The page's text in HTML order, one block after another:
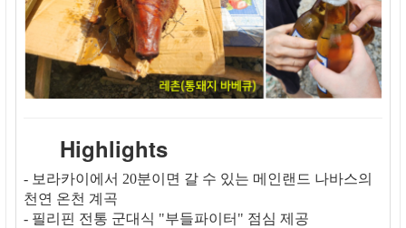
Highlights
- 보라카이에서 20분이면 갈 수 있는 메인랜드 나바스의
천연 온천 계곡
- 필리핀 전통 군대식 "부들파이터" 점심 제공